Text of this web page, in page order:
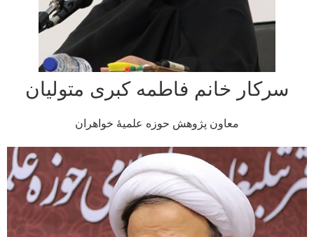
خانم فاطمه کبری متولیان
معاون پژوهش حوزه علمیۀ خواهران